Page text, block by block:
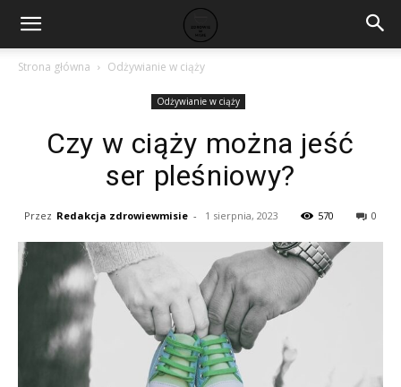
Strona główna Odżywianie w ciąży
Odżywianie w ciąży
Czy w ciąży można jeść
ser pleśniowy?
Przez Redakcja zdrowiewmisie - 1 sierpnia, 2023 570 0